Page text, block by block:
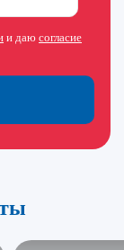
и даю согласие